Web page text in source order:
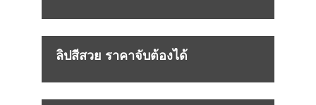
ลิปสีสวย ราคาจับต้องได้